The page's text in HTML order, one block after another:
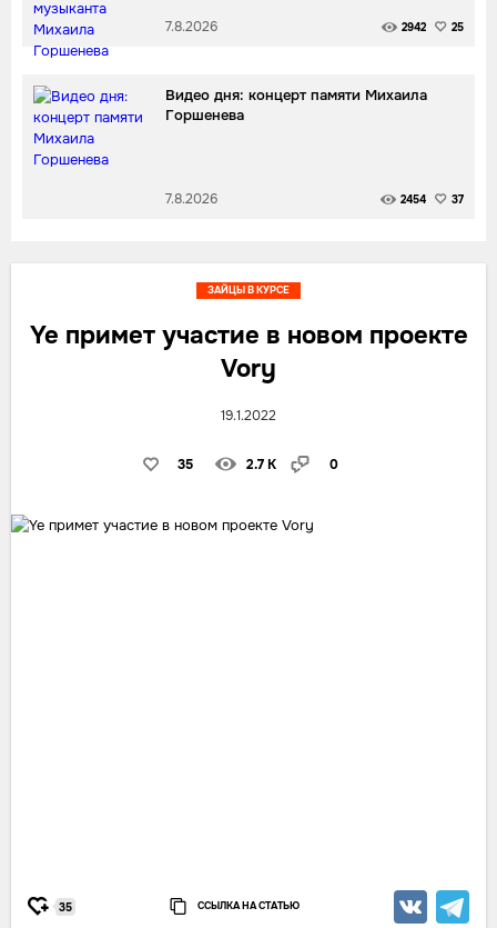
7.8.2026 2942 25
Видео дня: концерт памяти Михаила
Горшенева
7.8.2026 2454 37
Ye примет участие в новом проекте
Vory
19.1.2022
35 2.7 K 0
ЗАЙЦЫ В КУРСЕ
35 ССЫЛКА НА СТАТЬЮ